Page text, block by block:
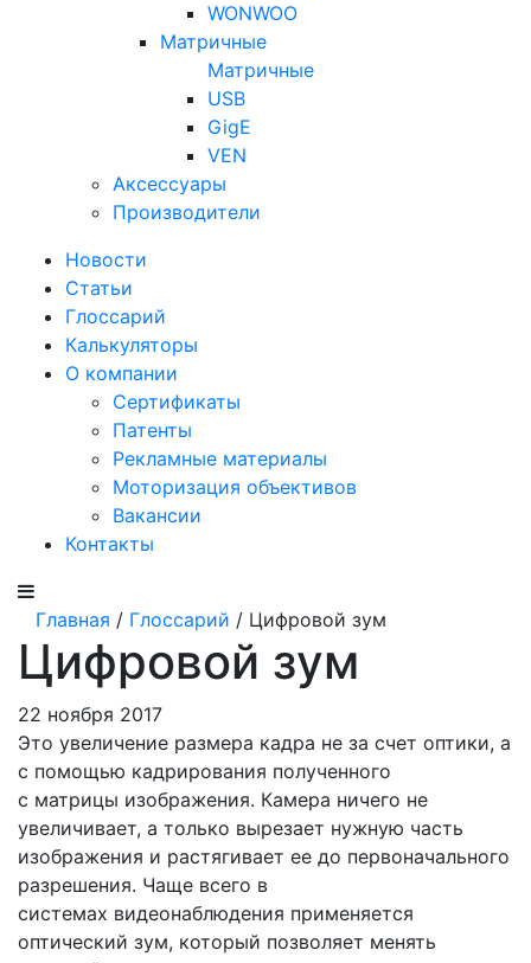
WONWOO
Матричные
Матричные
USB
GigE
VEN
Аксессуары
Производители
Новости
Статьи
Глоссарий
Калькуляторы
О компании
Сертификаты
Патенты
Рекламные материалы
Моторизация объективов
Вакансии
Контакты
Главная / Глоссарий / Цифровой зум
Цифровой зум
22 ноября 2017
Это увеличение размера кадра не за счет оптики, а
с помощью кадрирования полученного
с матрицы изображения. Камера ничего не
увеличивает, а только вырезает нужную часть
изображения и растягивает ее до первоначального
разрешения. Чаще всего в
системах видеонаблюдения применяется
оптический зум, который позволяет менять